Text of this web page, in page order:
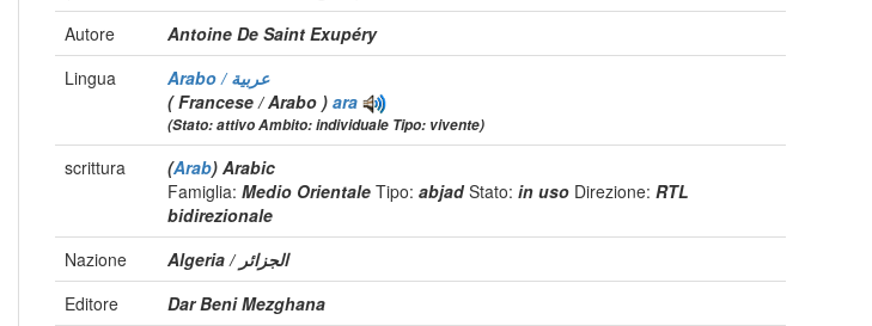
Autore
Antoine De Saint Exupéry
Lingua
Arabo / عربية
( Francese / Arabo ) ara
(Stato: attivo Ambito: individuale Tipo: vivente)
scrittura (Arab) Arabic
Famiglia: Medio Orientale Tipo: abjadStato: in uso Direzione: RTL
bidirezionale
Nazione
Algeria / الجزائر
Editore
Dar Beni Mezghana